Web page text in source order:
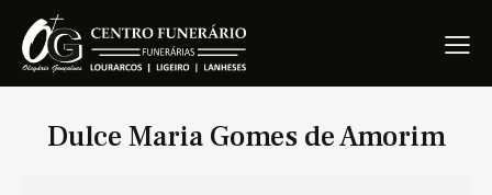
Dulce Maria Gomes de Amorim